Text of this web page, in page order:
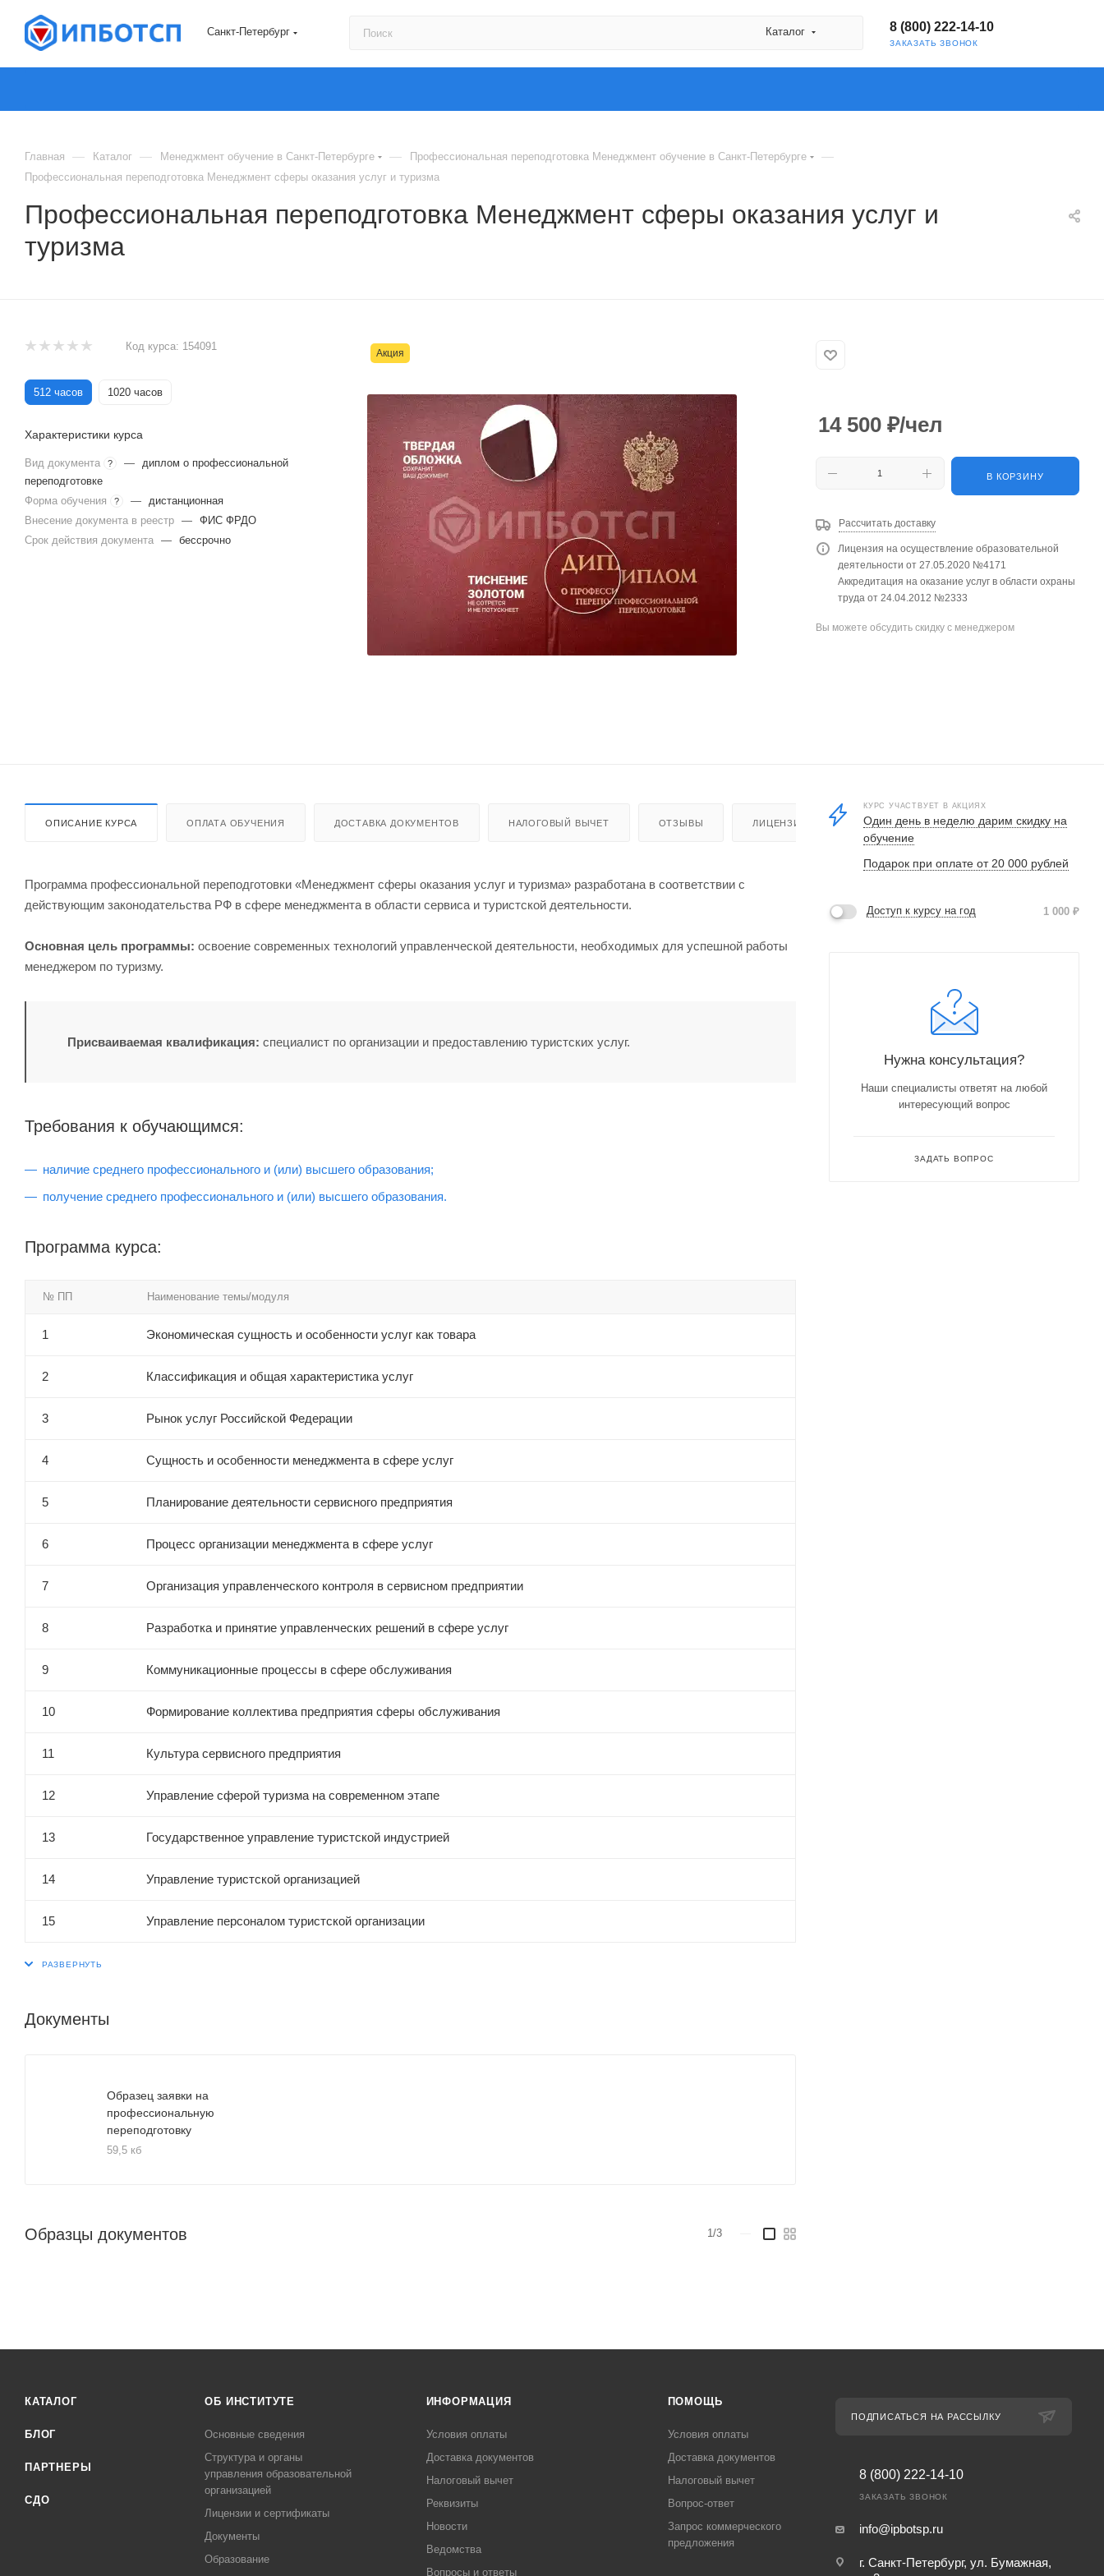
Санкт-Петербург Каталог 8 (800) 222-14-10
ЗАКАЗАТЬ ЗВОНОК
Главная — Каталог — Менеджмент обучение в Санкт-Петербурге — Профессиональная переподготовка Менеджмент обучение в Санкт-Петербурге —
Профессиональная переподготовка Менеджмент сферы оказания услуг и туризма
Профессиональная переподготовка Менеджмент сферы оказания услуг и
туризма
Акция
Код курса: 154091
512 часов 1020 часов
Характеристики курса
Вид документа ? —
диплом о профессиональной
переподготовке
Форма обучения
? —
дистанционная
Внесение документа в реестр — ФИС ФРДО
Срок действия документа — бессрочно
14 500 ₽/чел
В КОРЗИНУ
Рассчитать доставку
Лицензия на осуществление образовательной
деятельности от 27.05.2020 №4171
Аккредитация на оказание услуг в области охраны
труда от 24.04.2012 №2333
Вы можете обсудить скидку с менеджером
ОПИСАНИЕ КУРСА ОПЛАТА ОБУЧЕНИЯ ДОСТАВКА ДОКУМЕНТОВ НАЛОГОВЫЙ ВЫЧЕТ ОТЗЫВЫ ЛИЦЕНЗИЯ
Программа профессиональной переподготовки «Менеджмент сферы оказания услуг и туризма» разработана в соответствии с
действующим законодательства РФ в сфере менеджмента в области сервиса и туристской деятельности.
Основная цель программы: освоение современных технологий управленческой деятельности, необходимых для успешной работы
менеджером по туризму.
Присваиваемая квалификация: специалист по организации и предоставлению туристских услуг.
Требования к обучающимся:
наличие среднего профессионального и (или) высшего образования;
получение среднего профессионального и (или) высшего образования.
Программа курса:
№ ПП Наименование темы/модуля
1 Экономическая сущность и особенности услуг как товара
2 Классификация и общая характеристика услуг
3 Рынок услуг Российской Федерации
4 Сущность и особенности менеджмента в сфере услуг
5 Планирование деятельности сервисного предприятия
6 Процесс организации менеджмента в сфере услуг
7 Организация управленческого контроля в сервисном предприятии
8 Разработка и принятие управленческих решений в сфере услуг
9 Коммуникационные процессы в сфере обслуживания
10 Формирование коллектива предприятия сферы обслуживания
11 Культура сервисного предприятия
12 Управление сферой туризма на современном этапе
13 Государственное управление туристской индустрией
14 Управление туристской организацией
15 Управление персоналом туристской организации
Документы
Образец заявки на
профессиональную
переподготовку
59,5 кб
Образцы документов 1/3
КУРС УЧАСТВУЕТ В АКЦИЯХ
Один день в неделю дарим скидку на
обучение
Подарок при оплате от 20 000 рублей
Доступ к курсу на год 1 000 ₽
Нужна консультация?
Наши специалисты ответят на любой
интересующий вопрос
ЗАДАТЬ ВОПРОС
КАТАЛОГ
БЛОГ
ПАРТНЕРЫ
СДО
ОБ ИНСТИТУТЕ
Основные сведения
Структура и органы
управления образовательной
организацией
Лицензии и сертификаты
Документы
Образование
ИНФОРМАЦИЯ
Условия оплаты
Доставка документов
Налоговый вычет
Реквизиты
Новости
Ведомства
Вопросы и ответы
ПОМОЩЬ
Условия оплаты
Доставка документов
Налоговый вычет
Вопрос-ответ
Запрос коммерческого
предложения
ПОДПИСАТЬСЯ НА РАССЫЛКУ
8 (800) 222-14-10
ЗАКАЗАТЬ ЗВОНОК
info@ipbotsp.ru
г. Санкт-Петербург, ул. Бумажная,